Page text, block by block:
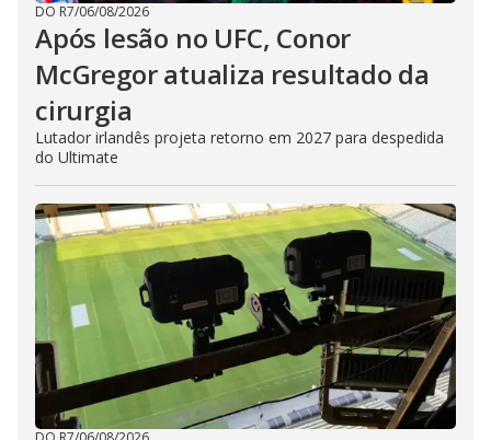
DO R7/06/08/2026
Após lesão no UFC, Conor
McGregor atualiza resultado da
cirurgia
Lutador irlandês projeta retorno em 2027 para despedida
do Ultimate